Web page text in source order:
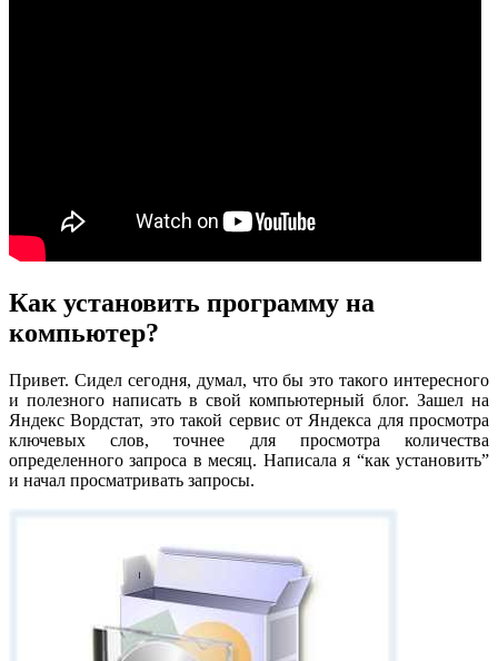
Как установить программу на
компьютер?
Привет. Сидел сегодня, думал, что бы это такого интересного
и полезного написать в свой компьютерный блог. Зашел на
Яндекс Вордстат, это такой сервис от Яндекса для просмотра
ключевых слов, точнее для просмотра количества
определенного запроса в месяц. Написала я “как установить”
и начал просматривать запросы.